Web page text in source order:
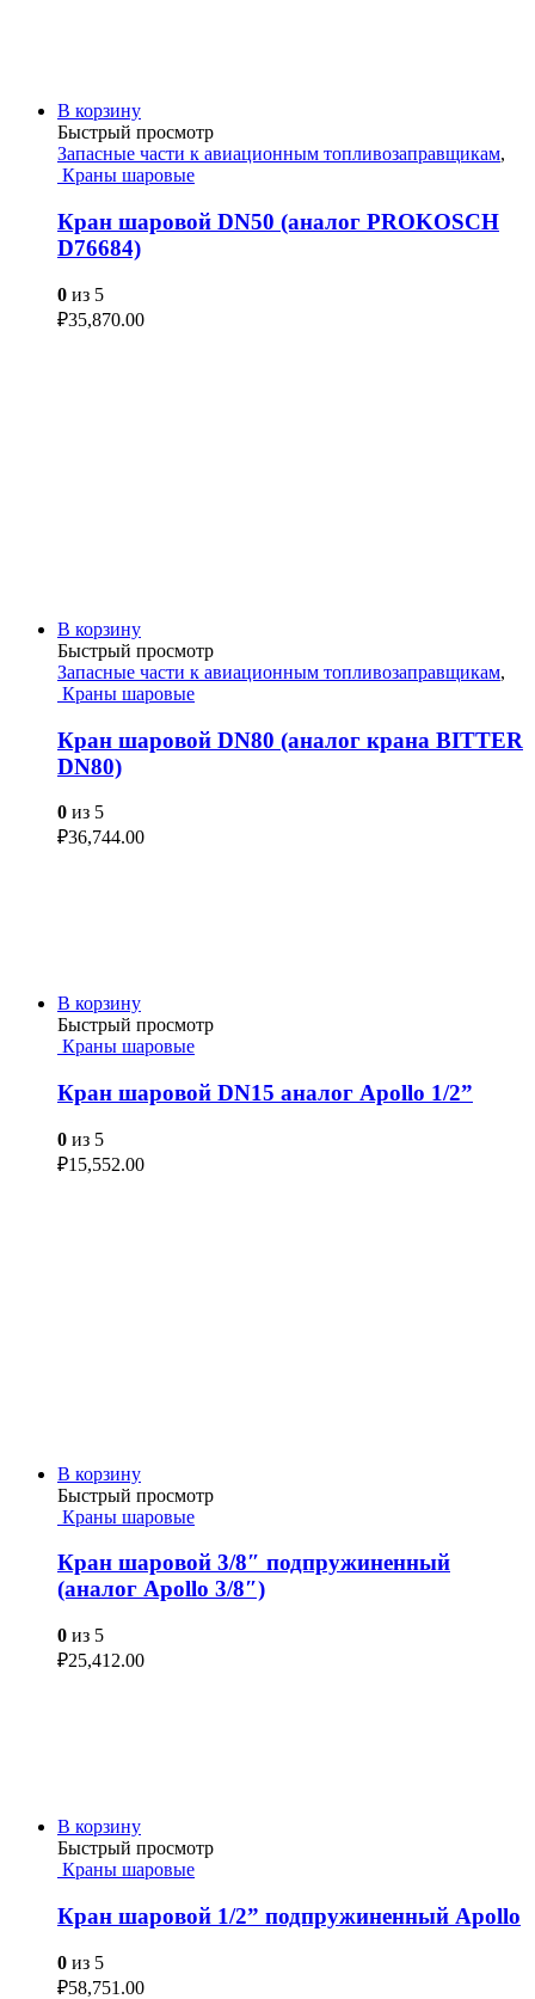
В корзину
Быстрый просмотр
Запасные части к авиационным топливозаправщикам,
Краны шаровые
Кран шаровой DN50 (аналог PROKOSCH
D76684)
0 из 5
₽35,870.00
В корзину
Быстрый просмотр
Запасные части к авиационным топливозаправщикам,
Краны шаровые
Кран шаровой DN80 (аналог крана BITTER
DN80)
0 из 5
₽36,744.00
В корзину
Быстрый просмотр
Краны шаровые
Кран шаровой DN15 аналог Apollo 1/2”
0 из 5
₽15,552.00
В корзину
Быстрый просмотр
Краны шаровые
Кран шаровой 3/8″ подпружиненный
(аналог Apollo 3/8″)
0 из 5
₽25,412.00
В корзину
Быстрый просмотр
Краны шаровые
Кран шаровой 1/2” подпружиненный Apollo
0 из 5
₽58,751.00